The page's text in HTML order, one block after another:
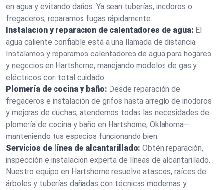
en agua y evitando daños. Ya sean tuberías, inodoros o
fregaderos, reparamos fugas rápidamente.
Instalación y reparación de calentadores de agua: El
agua caliente confiable está a una llamada de distancia.
Instalamos y reparamos calentadores de agua para hogares
y negocios en Hartshorne, manejando modelos de gas y
eléctricos con total cuidado.
Plomería de cocina y baño: Desde reparación de
fregaderos e instalación de grifos hasta arreglo de inodoros
y mejoras de duchas, atendemos todas las necesidades de
plomería de cocina y baño en Hartshorne, Oklahoma—
manteniendo tus espacios funcionando bien.
Servicios de línea de alcantarillado: Obtén reparación,
inspección e instalación experta de líneas de alcantarillado.
Nuestro equipo en Hartshorne resuelve atascos, raíces de
árboles y tuberías dañadas con técnicas modernas y